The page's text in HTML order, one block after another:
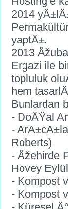
2014
yaptÄ±.
2013
Ergazi ile
topluluk
hem
Bunlardan
- DoÄŸal
-
Roberts)
- Åžehirde
Hovey
- Kompost
- Kompost